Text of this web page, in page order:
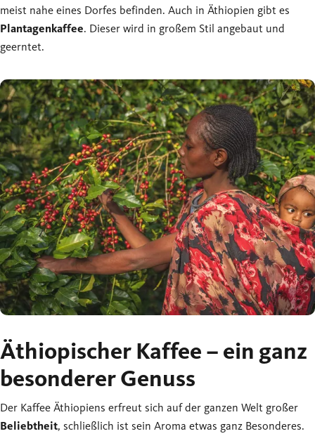
meist nahe eines Dorfes befinden. Auch in Äthiopien gibt es
Plantagenkaffee. Dieser wird in großem Stil angebaut und
geerntet.
Äthiopischer Kaffee – ein ganz
besonderer Genuss
Der Kaffee Äthiopiens erfreut sich auf der ganzen Welt großer
Beliebtheit, schließlich ist sein Aroma etwas ganz Besonderes.